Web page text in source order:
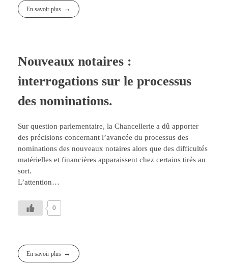
En savoir plus
Nouveaux notaires :
interrogations sur le processus
des nominations.
Sur question parlementaire, la Chancellerie a dû apporter
des précisions concernant l’avancée du processus des
nominations des nouveaux notaires alors que des difficultés
matérielles et financières apparaissent chez certains tirés au
sort.
L’attention…
0
En savoir plus